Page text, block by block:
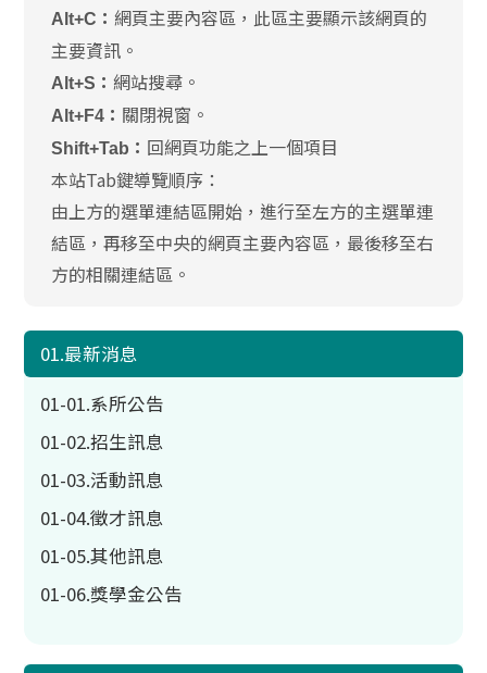
Alt+C：網頁主要內容區，此區主要顯示該網頁的
主要資訊。
Alt+S：網站搜尋。
Alt+F4： 關閉視窗。
Shift+Tab： 回網頁功能之上一個項目
本站Tab鍵導覽順序：
由上方的選單連結區開始，進行至左方的主選單連
結區，再移至中央的網頁主要內容區，最後移至右
方的相關連結區。
01.最新消息
01-01.系所公告
01-02.招生訊息
01-03.活動訊息
01-04.徵才訊息
01-05.其他訊息
01-06.獎學金公告